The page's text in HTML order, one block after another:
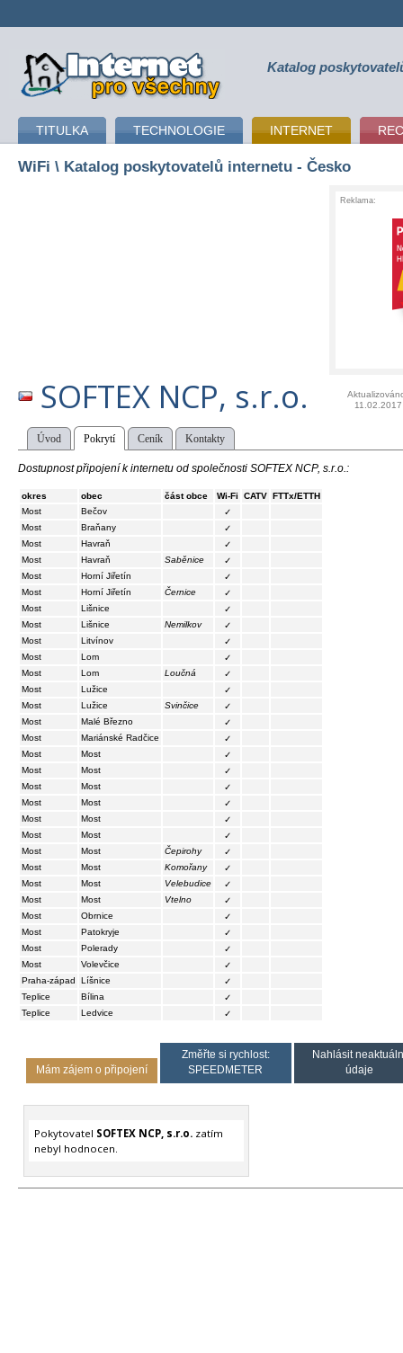
připojení k internetu Katalog
TITULKA TECHNOLOGIE INTERNET
WiFi \ Katalog poskytovatelů internetu - Česko
Reklama:
SOFTEX NCP, s.r.o.
11.02.2017
Úvod Pokrytí Ceník Kontakty
Dostupnost připojení k internetu od společnosti SOFTEX NCP, s.r.o.:
okres obec část obce Wi-Fi CATV FTTx/ETTH
Most
Bečov
✓
Most
Braňany
✓
Most
Havraň
✓
Most
Havraň Saběnice
✓
Most
Horní Jiřetín
✓
Most
Horní Jiřetín Černice
✓
Most
Lišnice
✓
Most
Lišnice Nemilkov
✓
Most
Litvínov
✓
Most
Lom
✓
Most
Lom Loučná
✓
Most
Lužice
✓
Most
Lužice Svinčice
✓
Most
Malé Březno
✓
Most
Mariánské Radčice
✓
Most
Most
✓
Most
Most
✓
Most
Most
✓
Most
Most
✓
Most
Most
✓
Most
Most
✓
Most
Most Čepirohy
✓
Most
Most Komořany
✓
Most
Most Velebudice
✓
Most
Most Vtelno
✓
Most
Obrnice
✓
Most
Patokryje
✓
Most
Polerady
✓
Most
Volevčice
✓
Praha-západ
Líšnice
✓
Teplice
Bílina
✓
Teplice
Ledvice ✓
Mám zájem o připojení
Změřte si rychlost:
SPEEDMETER
Nahlásit
údaje
Pokytovatel SOFTEX NCP, s.r.o.zatím
nebyl hodnocen.